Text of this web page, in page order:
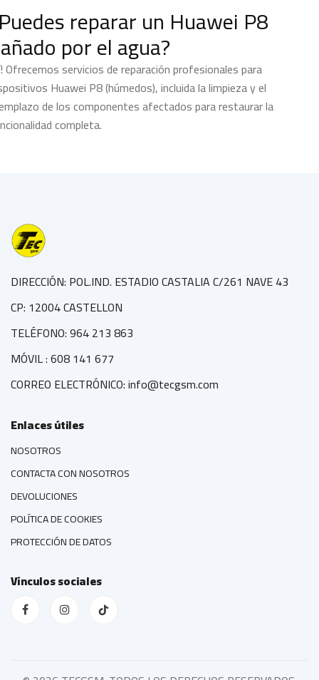
reparar un Huawei P8
por el agua?
Ofrecemos servicios de reparación profesionales para
Huawei P8 (húmedos), incluida la limpieza y el
de los componentes afectados para restaurar la
completa.
DIRECCIÓN: POL.IND. ESTADIO CASTALIA C/261 NAVE 43
CP: 12004 CASTELLON
TELÉFONO: 964 213 863
MÓVIL : 608 141 677
CORREO ELECTRÓNICO: info@tecgsm.com
Enlaces útiles
NOSOTROS
CONTACTA CON NOSOTROS
DEVOLUCIONES
POLÍTICA DE COOKIES
PROTECCIÓN DE DATOS
Vínculos sociales